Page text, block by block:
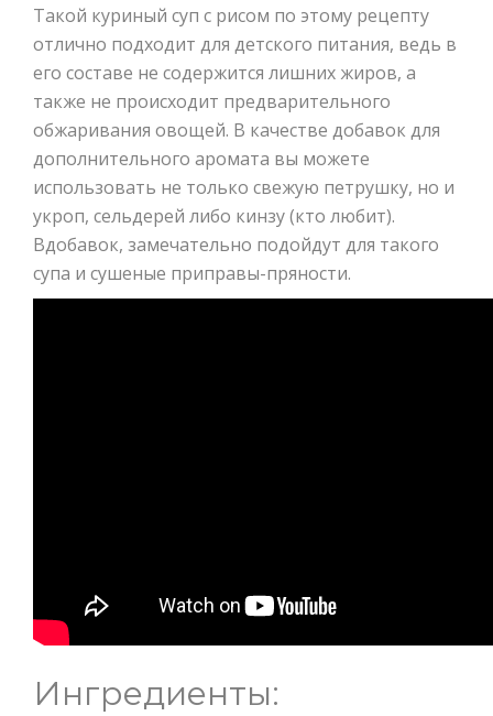
Такой куриный суп с рисом по этому рецепту
отлично подходит для детского питания, ведь в
его составе не содержится лишних жиров, а
также не происходит предварительного
обжаривания овощей. В качестве добавок для
дополнительного аромата вы можете
использовать не только свежую петрушку, но и
укроп, сельдерей либо кинзу (кто любит).
Вдобавок, замечательно подойдут для такого
супа и сушеные приправы-пряности.
Ингредиенты: